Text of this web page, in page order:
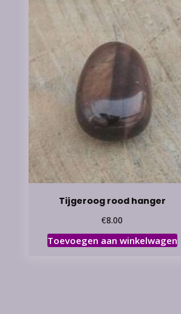
Tijgeroog rood hanger
€8.00
Toevoegen aan winkelwagen